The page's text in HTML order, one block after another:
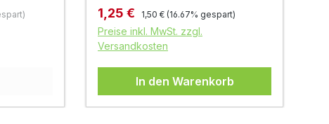
Verkaufspreis:
1,25 € Regulärer Preis:
1,50 € (16.67% gespart)
Preise inkl. MwSt. zzgl.
Versandkosten
In den Warenkorb